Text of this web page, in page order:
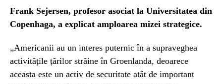
Frank Sejersen, profesor asociat la Universitatea din
Copenhaga, a explicat amploarea mizei strategice.
„Americanii au un interes puternic în a supraveghea
activitățile țărilor străine în Groenlanda, deoarece
aceasta este un activ de securitate atât de important